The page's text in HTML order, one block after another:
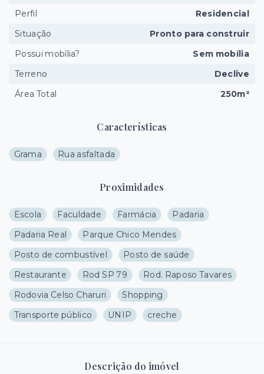
Características
Grama Rua asfaltada
Proximidades
Escola Faculdade Farmácia
Padaria
Padaria Real
Parque Chico Mendes
Posto de combustível
Posto de saúde
Restaurante
Rod SP 79
Rod. Raposo Tavares
Rodovia Celso Charuri
Shopping
Transporte público
UNIP creche
Descrição do imóvel
Perfil
Residencial
Situação
Pronto para construir
Possui mobília?
Sem mobília
Terreno
Declive
Área Total
250m²